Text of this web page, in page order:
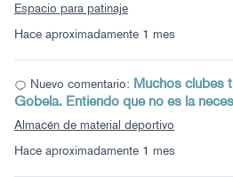
Hace aproximadamente 1 mes
Espacio para patinaje
Hace aproximadamente 1 mes
Nuevo comentario: Muchos clubes
Gobela. Entiendo que no es la
Almacén de material deportivo